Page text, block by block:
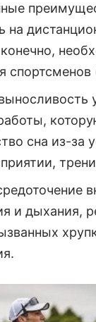
на
спортсменов
сна из-за
и дыхания,